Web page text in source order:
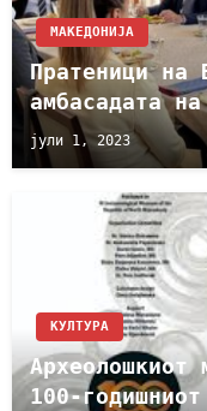
МАКЕДОНИЈА
Пратеници на
амбасадата
јули 1, 2023
КУЛТУРА
Археолошкиот
100-